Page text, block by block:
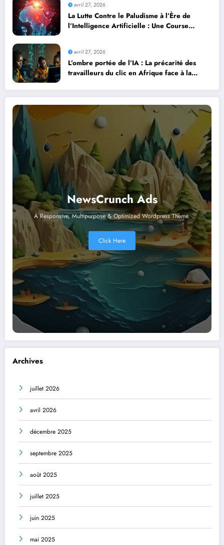
avril 27, 2026
La Lutte Contre le Paludisme à l’Ère de
l’Intelligence Artificielle : Une Course
avril 27, 2026
L’ombre portée de l’IA : La précarité des
travailleurs du clic en Afrique face à la
NewsCrunch Ads
A Responsive, Multipurpose & Optimized Wordpress Theme.
Click Here
Archives
juillet 2026
avril 2026
décembre 2025
septembre 2025
août 2025
juillet 2025
juin 2025
mai 2025